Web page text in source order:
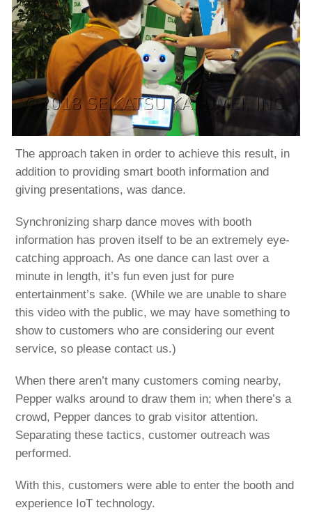
The approach taken in order to achieve this result, in
addition to providing smart booth information and
giving presentations, was dance.
Synchronizing sharp dance moves with booth
information has proven itself to be an extremely eye-
catching approach. As one dance can last over a
minute in length, it’s fun even just for pure
entertainment’s sake. (While we are unable to share
this video with the public, we may have something to
show to customers who are considering our event
service, so please contact us.)
When there aren’t many customers coming nearby,
Pepper walks around to draw them in; when there’s a
crowd, Pepper dances to grab visitor attention.
Separating these tactics, customer outreach was
performed.
With this, customers were able to enter the booth and
experience IoT technology.